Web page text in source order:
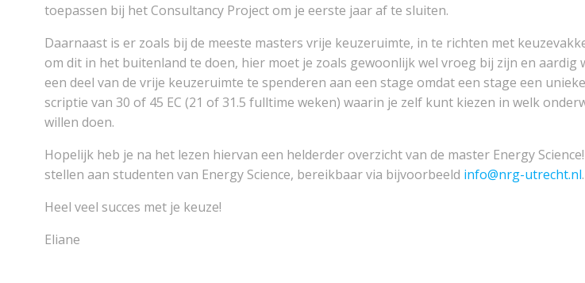
toepassen bij het Consultancy Project om je eerste jaar af te sluiten.
Daarnaast is er zoals bij de meeste masters vrije keuzeruimte, in te richten met
om dit in het buitenland te doen, hier moet je zoals gewoonlijk wel vroeg bij zijn en
een deel van de vrije keuzeruimte te spenderen aan een stage omdat een stage een
scriptie van 30 of 45 EC (21 of 31.5 fulltime weken) waarin je zelf kunt kiezen in welk
willen doen.
Hopelijk heb je na het lezen hiervan een helderder overzicht van de master Energy
stellen aan studenten van Energy Science, bereikbaar via bijvoorbeeld info@nrg-utrecht.nl.
Heel veel succes met je keuze!
Eliane